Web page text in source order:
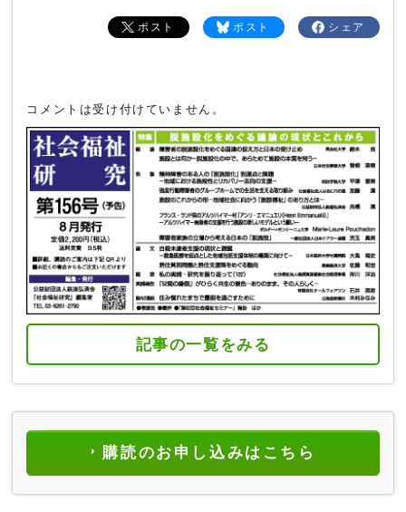
シェア
ポスト
ポスト
コメントは受け付けていません。
記事の一覧をみる
購読のお申し込みはこちら